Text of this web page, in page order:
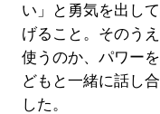
い」と勇気を出し
げること。そのう
使うのか、パワー
どもと一緒に話し
した。